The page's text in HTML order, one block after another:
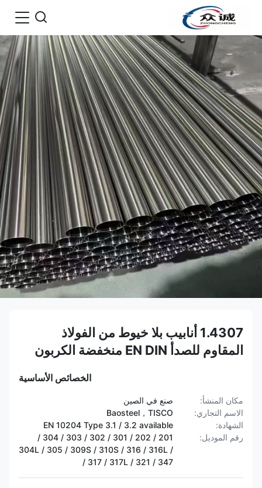
1.4307 أنابيب بلا خيوط من الفولاذ
المقاوم للصدأ EN DIN منخفضة الكربون
الخصائص الأساسية
مكان المنشأ:
صنع في الصين
الاسم التجاري:
Baosteel，TISCO
الشهادة:
EN 10204 Type 3.1 / 3.2 available
رقم الموديل:
201 / 202 / 301 / 302 / 303 / 304 /
304L / 305 / 309S / 310S / 316 / 316L /
317 / 317L / 321 / 347 /